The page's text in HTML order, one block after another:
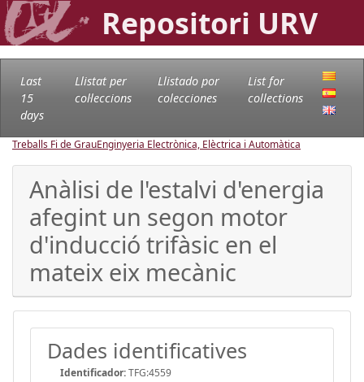
Repositori URV
Last
15
days
Llistat per
col·leccions
Llistado por
colecciones
List for
collections
Treballs Fi de GrauEnginyeria Electrònica, Elèctrica i Automàtica
Anàlisi de l'estalvi d'energia
afegint un segon motor
d'inducció trifàsic en el
mateix eix mecànic
Dades identificatives
Identificador:TFG:4559